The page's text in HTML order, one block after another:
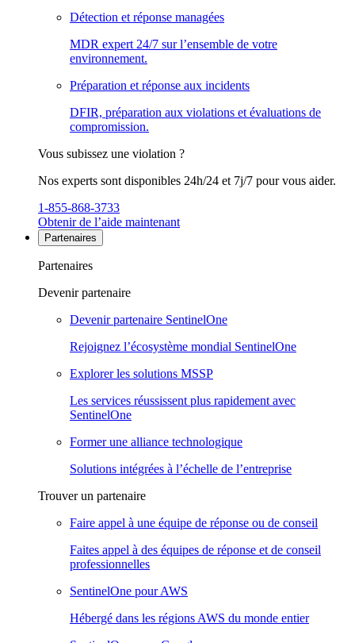
Détection et réponse managées
MDR expert 24/7 sur l’ensemble de votre
environnement.
Préparation et réponse aux incidents
DFIR, préparation aux violations et évaluations de
compromission.
Vous subissez une violation ?
Nos experts sont disponibles 24h/24 et 7j/7 pour vous aider.
1-855-868-3733
Obtenir de l’aide maintenant
Partenaires
Partenaires
Devenir partenaire
Devenir partenaire SentinelOne
Rejoignez l’écosystème mondial SentinelOne
Explorer les solutions MSSP
Les services réussissent plus rapidement avec
SentinelOne
Former une alliance technologique
Solutions intégrées à l’échelle de l’entreprise
Trouver un partenaire
Faire appel à une équipe de réponse ou de conseil
Faites appel à des équipes de réponse et de conseil
professionnelles
SentinelOne pour AWS
Hébergé dans les régions AWS du monde entier